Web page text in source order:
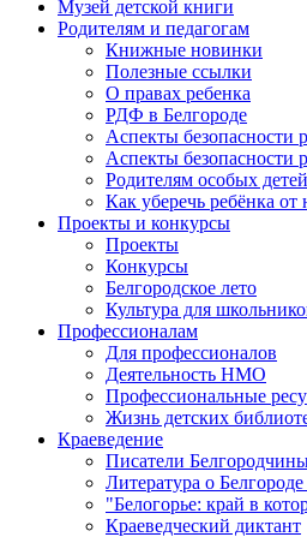
Музей детской книги
Родителям и педагогам
Книжные новинки
Полезные ссылки
О правах ребенка
РДФ в Белгороде
Аспекты безопасности
Аспекты безопасности
Родителям особых детей
Как уберечь ребёнка от
Проекты и конкурсы
Проекты
Конкурсы
Белгородское лето
Культура для
Профессионалам
Для профессионалов
Деятельность НМО
Профессиональные
Жизнь детских
Краеведение
Писатели
Литература о
"Белогорье: край в
Краеведческий диктант